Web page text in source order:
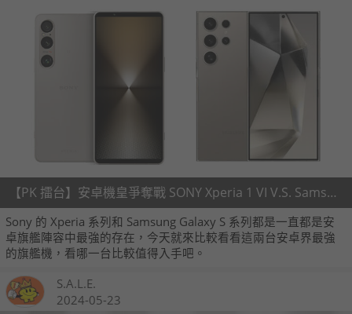
【PK 擂台】安卓機皇爭奪戰 SONY Xperia 1 VI V.S. Samsung Galaxy S24 Ultra
Sony 的 Xperia 系列和 Samsung Galaxy S 系列都是一直都是安
卓旗艦陣容中最強的存在，今天就來比較看看這兩台安卓界最強
的旗艦機，看哪一台比較值得入手吧。
S.A.L.E.
2024-05-23